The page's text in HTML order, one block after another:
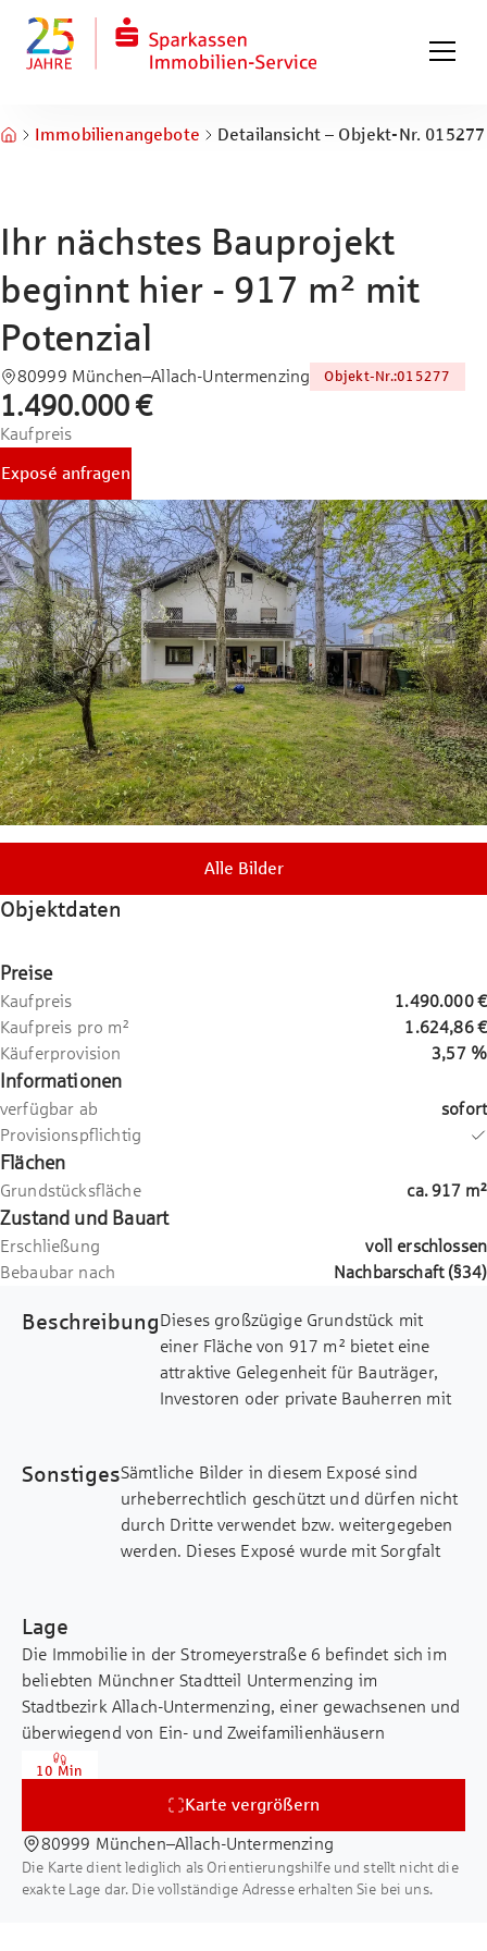
Zum Fuß springen
Immobilienangebote Detailansicht – Objekt-Nr. 015277
Ihr nächstes Bauprojekt
beginnt hier - 917 m² mit
Potenzial
80999 München–Allach-Untermenzing Objekt-Nr.:015277
1.490.000 €
Kaufpreis
Exposé anfragen
Alle Bilder
Objektdaten
Preise
Kaufpreis
1.490.000 €
Kaufpreis pro m²
1.624,86 €
Käuferprovision
3,57 %
Informationen
verfügbar ab
sofort
Provisionspflichtig
Flächen
Grundstücksfläche ca.917 m²
Zustand und Bauart
Erschließung
voll erschlossen
Bebaubar nach
Nachbarschaft (§34)
BeschreibungDieses großzügige Grundstück mit
einer Fläche von 917 m² bietet eine
attraktive Gelegenheit für Bauträger,
Investoren oder private Bauherren mit
über eine Wohnfläche von ca. 200 m²
sowie eine zusätzliche Nutzfläche von
ca. 117 m² verfügt. Der bestehende
Altbestand ist jedoch als Abrissobjekt
Vorstellungen.
Die Bebaubarkeit richtet sich nach § 34
Baugesetzbuch (Nachbarbebauung),
umliegende Struktur einfügen muss. In
der direkten Umgebung wurden bereits
mehrere Neubauprojekte erfolgreich
realisiert, die eine Bebauung mit zwei
SonstigesSämtliche Bilder in diesem Exposé sind
urheberrechtlich geschützt und dürfen nicht
durch Dritte verwendet bzw. weitergegeben
werden. Dieses Exposé wurde mit Sorgfalt
für deren Richtigkeit und Vollständigkeit
können wir nicht übernehmen.
Lage
Die Immobilie in der Stromeyerstraße 6 befindet sich im
beliebten Münchner Stadtteil Untermenzing im
Stadtbezirk Allach-Untermenzing, einer gewachsenen und
überwiegend von Ein- und Zweifamilienhäusern
geprägten Wohnlage im Nordwesten der
Landeshauptstadt. Die Umgebung zeichnet sich durch
ihren ruhigen, fast dörflichen Charakter bei gleichzeitig
guter Anbindung an die Münchner Innenstadt aus.
Alle Einrichtungen des täglichen Bedarfs sind in
10 Min
Karte vergrößern
80999 München–Allach-Untermenzing
Die Karte dient lediglich als Orientierungshilfe und stellt nicht die
exakte Lage dar. Die vollständige Adresse erhalten Sie bei uns.